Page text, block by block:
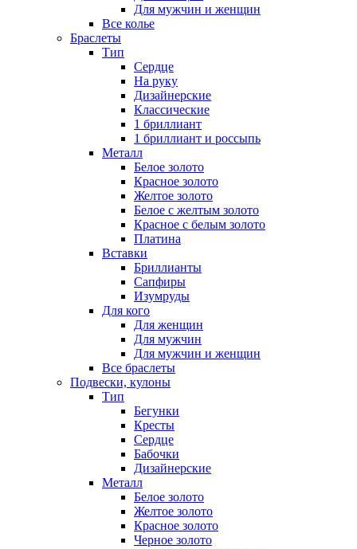
Для мужчин и женщин
Все колье
Браслеты
Тип
Сердце
На руку
Дизайнерские
Классические
1 бриллиант
1 бриллиант и россыпь
Металл
Белое золото
Красное золото
Желтое золото
Белое с желтым золото
Красное с белым золото
Платина
Вставки
Бриллианты
Сапфиры
Изумруды
Для кого
Для женщин
Для мужчин
Для мужчин и женщин
Все браслеты
Подвески, кулоны
Тип
Бегунки
Кресты
Сердце
Бабочки
Дизайнерские
Металл
Белое золото
Желтое золото
Красное золото
Черное золото